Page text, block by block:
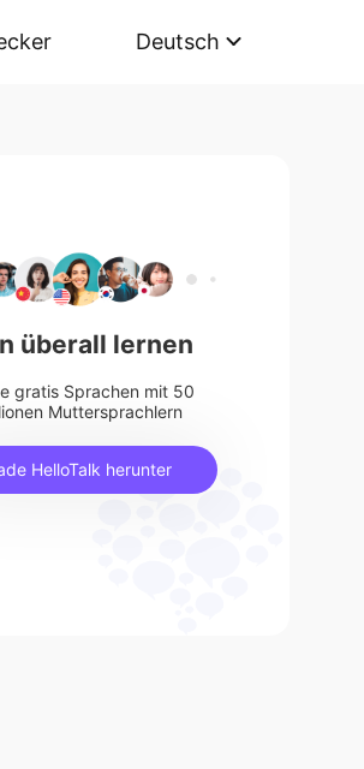
Deutsch
überall lernen
gratis Sprachen mit 50
Muttersprachlern
HelloTalk herunter